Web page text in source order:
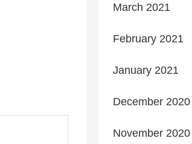
March 2021
February 2021
January 2021
December 2020
November 2020